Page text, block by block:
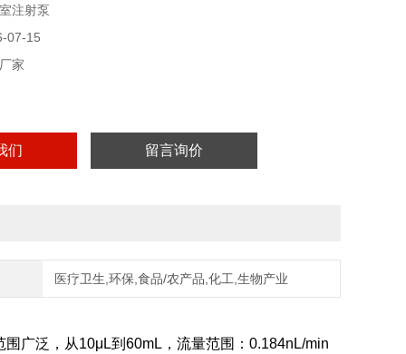
注射泵
07-15
家
们 留言询价
医疗卫生,环保,食品/农产品,化工,生物产业
广泛，从10μL到60mL，流量范围：0.184nL/min